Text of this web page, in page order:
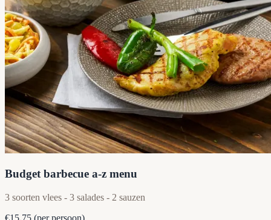
Budget barbecue a-z menu
3 soorten vlees - 3 salades - 2 sauzen
€15,75 (per persoon)